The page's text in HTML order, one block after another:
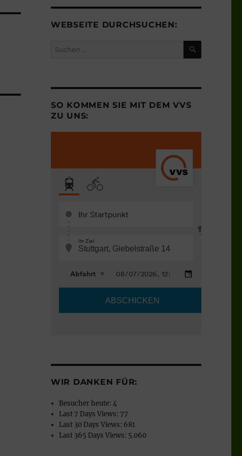
WEBSEITE DURCHSUCHEN:
Suchen
SUCHEN
SO KOMMEN SIE MIT DEM VVS
ZU UNS:
WIR DANKEN FÜR:
Besucher heute:4
Last 7 Days Views: 77
Last 30 Days Views: 681
Last 365 Days Views: 5.060